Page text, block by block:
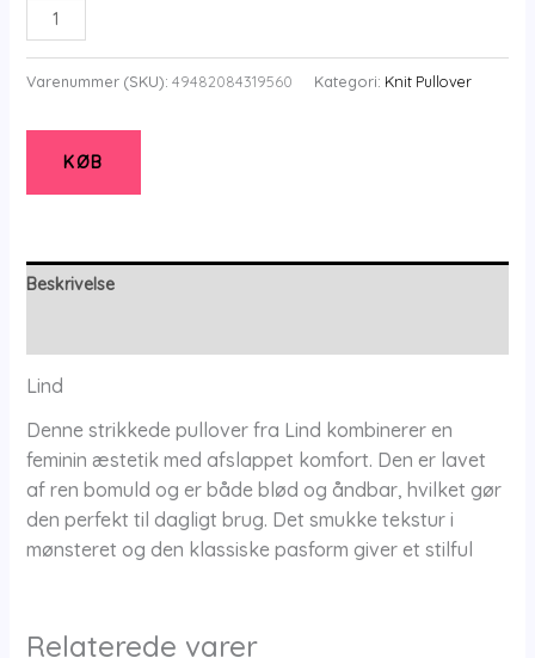
Etachaia
-
Off
-
Bluse
-
Lind
Varenummer (SKU): 49482084319560 Kategori: Knit Pullover
KØB
Beskrivelse
Lind
Denne strikkede pullover fra Lind kombinerer en
feminin æstetik med afslappet komfort. Den er lavet
af ren bomuld og er både blød og åndbar, hvilket gør
den perfekt til dagligt brug. Det smukke tekstur i
mønsteret og den klassiske pasform giver et stilful
Relaterede varer